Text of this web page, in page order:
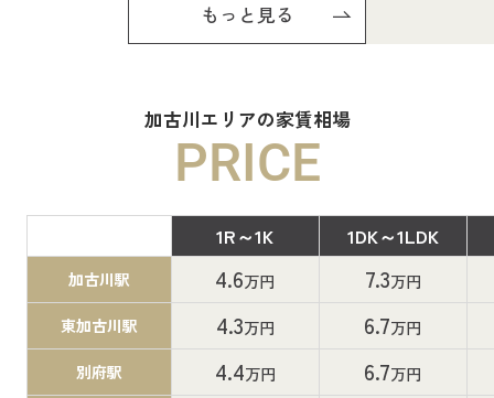
もっと見る
加古川エリアの家賃相場
PRICE
1R～1K 1DK～1LDK
加古川駅 4.6万円 7.3万円
東加古川駅 4.3万円 6.7万円
別府駅 4.4万円 6.7万円